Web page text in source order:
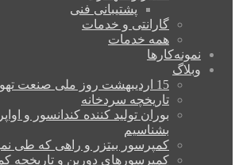
پشتیبانی فنی
گارانتی و خدمات
همه خدمات
نمونه‌کارها
وبلاگ
15 اردیبهشت روز ملی صنعت تهویه مطبوع
تاریخچه سردخانه
بوران تولید کننده کندانسور و
بشناسیم
کمپرسور بیتزر و راهی که طی
کمپرسورهای دورین و تاریخچه